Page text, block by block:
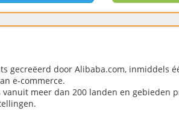
gecreëerd door Alibaba.com, inmiddels
e-commerce.
vanuit meer dan 200 landen en gebieden